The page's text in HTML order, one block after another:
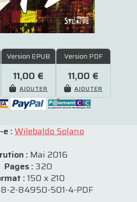
Version EPUB
11,00 €
AJOUTER
Version PDF
11,00 €
AJOUTER
:Wilebaldo Solano
: Mai 2016
Pages :320
:150 x 210
2-84950-501-4-PDF